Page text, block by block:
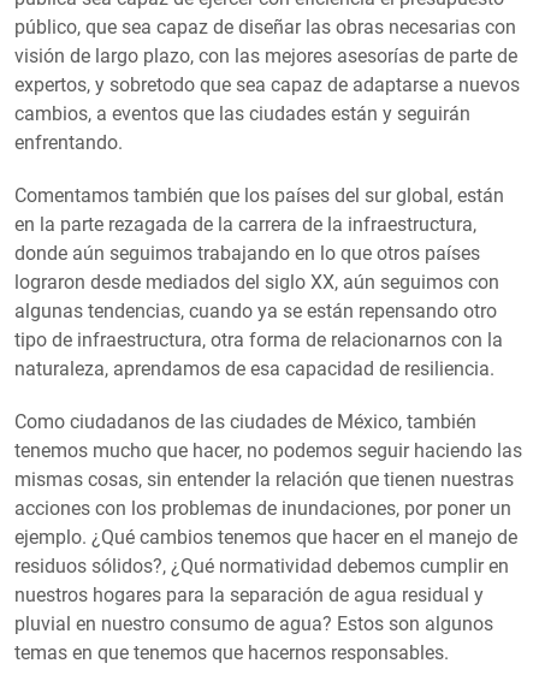
público, que sea capaz de diseñar las obras necesarias con
visión de largo plazo, con las mejores asesorías de parte de
expertos, y sobretodo que sea capaz de adaptarse a nuevos
cambios, a eventos que las ciudades están y seguirán
enfrentando.
Comentamos también que los países del sur global, están
en la parte rezagada de la carrera de la infraestructura,
donde aún seguimos trabajando en lo que otros países
lograron desde mediados del siglo XX, aún seguimos con
algunas tendencias, cuando ya se están repensando otro
tipo de infraestructura, otra forma de relacionarnos con la
naturaleza, aprendamos de esa capacidad de resiliencia.
Como ciudadanos de las ciudades de México, también
tenemos mucho que hacer, no podemos seguir haciendo las
mismas cosas, sin entender la relación que tienen nuestras
acciones con los problemas de inundaciones, por poner un
ejemplo. ¿Qué cambios tenemos que hacer en el manejo de
residuos sólidos?, ¿Qué normatividad debemos cumplir en
nuestros hogares para la separación de agua residual y
pluvial en nuestro consumo de agua? Estos son algunos
temas en que tenemos que hacernos responsables.